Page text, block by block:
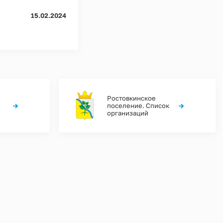
15.02.2024
→
Ростовкинское
поселение. Список
организаций
→